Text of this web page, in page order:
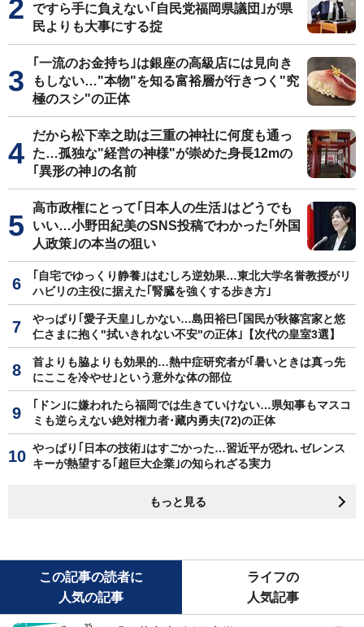
ですら手に負えない｢自民党福岡県議団｣が県
民よりも大事にする掟
｢一流のお金持ち｣は銀座の高級店には見向き
もしない…"本物"を知る富裕層が行きつく"究
極のスシ"の正体
だから松下幸之助は三重の神社に何度も通っ
た…孤独な"経営の神様"が崇めた身長12mの
｢異形の神｣の名前
高市政権にとって｢日本人の生活｣はどうでも
いい…小野田紀美のSNS投稿でわかった｢外国
人政策｣の本当の狙い
｢自宅でゆっくり静養｣はむしろ逆効果…東北大学名誉教授がリ
ハビリの主役に据えた｢腎臓を強くする歩き方｣
やっぱり｢愛子天皇｣しかない…島田裕巳｢国民が秋篠宮家と悠
仁さまに抱く"拭いきれない不安"の正体｣【次代の皇室3選】
首よりも脇よりも効果的…熱中症研究者が｢暑いときは真っ先
にここを冷やせ｣という意外な体の部位
｢ドン｣に嫌われたら福岡では生きていけない…県知事もマスコ
ミも逆らえない絶対権力者･藏内勇夫(72)の正体
やっぱり｢日本の技術｣はすごかった…習近平が恐れ､ゼレンス
キーが熱望する｢超巨大企業｣の知られざる実力
もっと見る
この記事の読者に
人気の記事
ライフの
人気記事